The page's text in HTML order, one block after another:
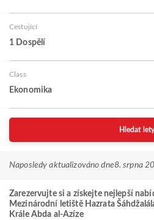
Cestující
1 Dospělí
Class
Ekonomika
Hledat
Naposledy aktualizováno dne8. srpna
Zarezervujte si a získejte nejlepší
Mezinárodní letiště Hazrata
Krále Abda al-Azíze